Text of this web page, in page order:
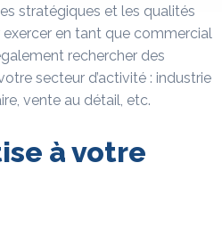
stratégiques et les qualités
en tant que commercial
rechercher des
secteur d’activité : industrie
vente au détail, etc.
à votre